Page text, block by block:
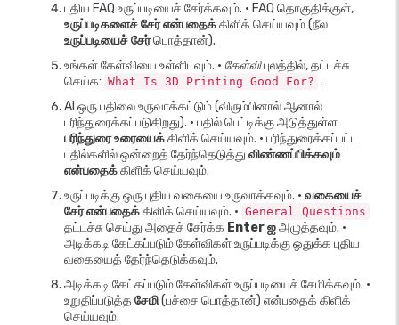
புதிய FAQ உருப்படியைச் சேர்க்கவும். • FAQ தொகுதிக்குள்,
உருப்படிகளைச் சேர் என்பதைக்கிளிக் செய்யவும் (நீல
உருப்படியைச் சேர்பொத்தான்).
உங்கள் கேள்வியை உள்ளிடவும். • கேள்விபுலத்தில், தட்டச்சு
செய்க: What Is 3D Printing Good For? .
AI ஒரு பதிலை உருவாக்கட்டும் (விரும்பினால் ஆனால்
பரிந்துரைக்கப்படுகிறது). • பதில் பெட்டிக்கு அடுத்துள்ள
பரிந்துரை உரையைக்கிளிக் செய்யவும். • பரிந்துரைக்கப்பட்ட
பதில்களில் ஒன்றைத் தேர்ந்தெடுத்து விண்ணப்பிக்கவும்
என்பதைக்கிளிக் செய்யவும்.
உருப்படிக்கு ஒரு புதிய வகையை உருவாக்கவும். • வகையைச்
சேர் என்பதைக்கிளிக் செய்யவும். • General Questions
தட்டச்சு செய்து அதைச் சேர்க்க Enter ஐஅழுத்தவும். •
அடிக்கடி கேட்கப்படும் கேள்விகள் உருப்படிக்கு ஒதுக்க புதிய
வகையைத் தேர்ந்தெடுக்கவும்.
அடிக்கடி கேட்கப்படும் கேள்விகள் உருப்படியைச் சேமிக்கவும். •
உறுதிப்படுத்த சேமி(பச்சை பொத்தான்) என்பதைக் கிளிக்
செய்யவும்.